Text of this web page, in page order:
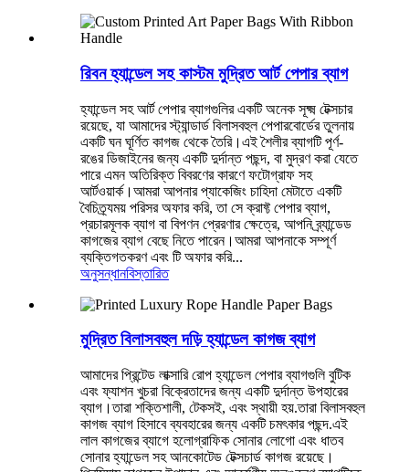
রিবন হ্যান্ডেল সহ কাস্টম মুদ্রিত আর্ট পেপার ব্যাগ
হ্যান্ডেল সহ আর্ট পেপার ব্যাগগুলির একটি অনেক সূক্ষ্ম টেক্সচার
রয়েছে, যা আমাদের স্ট্যান্ডার্ড বিলাসবহুল পেপারবোর্ডের তুলনায়
একটি ঘন ঘূর্ণিত কাগজ থেকে তৈরি।এই শৈলীর ব্যাগটি পূর্ণ-
রঙের ডিজাইনের জন্য একটি দুর্দান্ত পছন্দ, বা মুদ্রণ করা যেতে
পারে এমন অতিরিক্ত বিবরণের কারণে ফটোগ্রাফ সহ
আর্টওয়ার্ক।আমরা আপনার প্যাকেজিং চাহিদা মেটাতে একটি
বৈচিত্র্যময় পরিসর অফার করি, তা সে ক্রাফ্ট পেপার ব্যাগ,
প্রচারমূলক ব্যাগ বা বিপণন প্রেরণার ক্ষেত্রে, আপনি ব্র্যান্ডেড
কাগজের ব্যাগ বেছে নিতে পারেন।আমরা আপনাকে সম্পূর্ণ
ব্যক্তিগতকরণ এবং টি অফার করি...
অনুসন্ধানবিস্তারিত
মুদ্রিত বিলাসবহুল দড়ি হ্যান্ডেল কাগজ ব্যাগ
আমাদের প্রিন্টেড লাক্সারি রোপ হ্যান্ডেল পেপার ব্যাগগুলি বুটিক
এবং ফ্যাশন খুচরা বিক্রেতাদের জন্য একটি দুর্দান্ত উপহারের
ব্যাগ।তারা শক্তিশালী, টেকসই, এবং স্থায়ী হয়.তারা বিলাসবহুল
কাগজ ব্যাগ হিসাবে ব্যবহারের জন্য একটি চমৎকার পছন্দ.এই
লাল কাগজের ব্যাগে হলোগ্রাফিক সোনার লোগো এবং ধাতব
সোনার হ্যান্ডেল সহ আনকোটেড টেক্সচার্ড কাগজ রয়েছে।